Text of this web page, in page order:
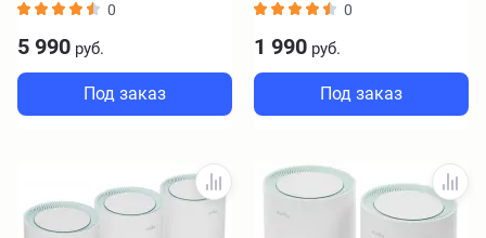
0
5 990 руб.
Под заказ
0
1 990 руб.
Под заказ